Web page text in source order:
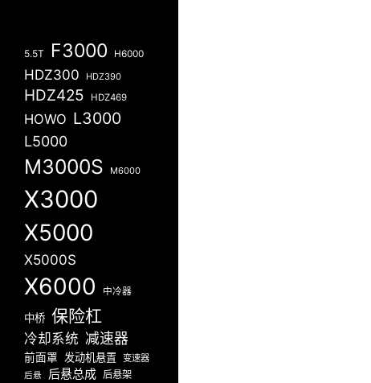
5.5T F3000 H6000
HDZ300 HDZ390
HDZ425 HDZ469
HOWO L3000
L5000
M3000S M6000
X3000
X5000
X5000S
X6000 中冷器
中桥 保险杠
冷却系统 减速器
前面罩 发动机悬置 变速器
后悬 后悬总成 后悬架